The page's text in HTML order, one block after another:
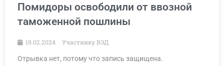
Помидоры освободили от ввозной
таможенной пошлины
19.02.2024 Участнику ВЭД
Отрывка нет, потому что запись защищена.